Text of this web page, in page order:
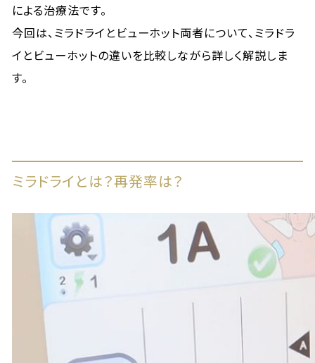
による治療法です。
今回は、ミラドライとビューホット両者について、ミラドラ
イとビューホットの違いを比較しながら詳しく解説しま
す。
ミラドライとは？再発率は？